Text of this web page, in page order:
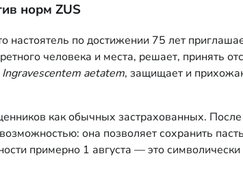
норм ZUS
настоятель по достижении 75 лет
человека и места, решает, принять
Ingravescentem aetatem, защищает и
как обычных застрахованных.
она позволяет сохранить
примерно 1 августа — это